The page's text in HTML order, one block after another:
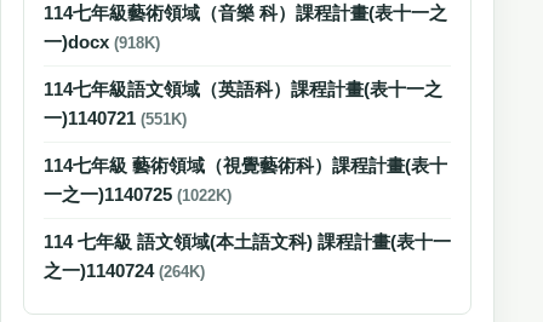
114七年級藝術領域（音樂 科）課程計畫(表十一之
一)docx (918K)
114七年級語文領域（英語科）課程計畫(表十一之
一)1140721 (551K)
114七年級 藝術領域（視覺藝術科）課程計畫(表十
一之一)1140725 (1022K)
114 七年級 語文領域(本土語文科) 課程計畫(表十一
之一)1140724 (264K)